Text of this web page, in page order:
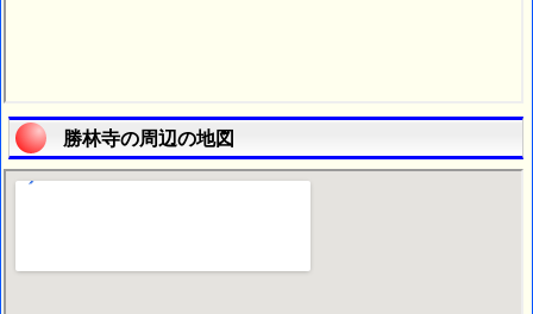
勝林寺の周辺の地図